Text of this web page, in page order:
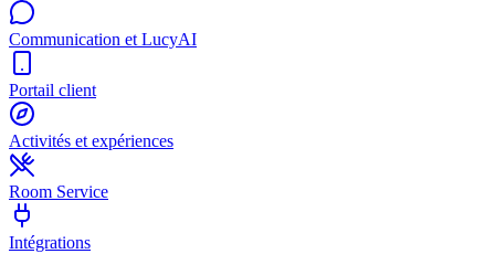
Communication et LucyAI
Portail client
Activités et expériences
Room Service
Intégrations